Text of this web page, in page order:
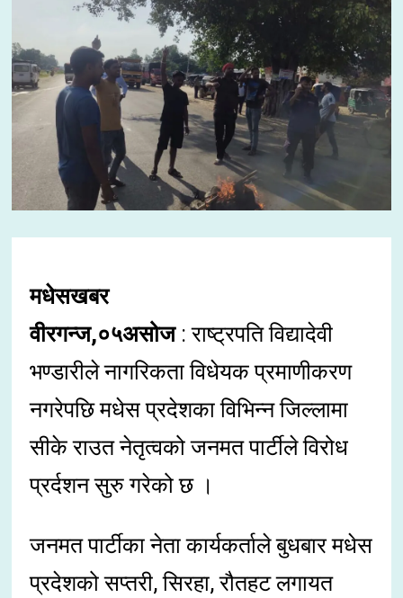
मधेसखबर
वीरगन्ज,०५असोज: राष्ट्रपति विद्यादेवी
भण्डारीले नागरिकता विधेयक प्रमाणीकरण
नगरेपछि मधेस प्रदेशका विभिन्न जिल्लामा
सीके राउत नेतृत्वको जनमत पार्टीले विरोध
प्रर्दशन सुरु गरेको छ ।
जनमत पार्टीका नेता कार्यकर्ताले बुधबार मधेस
प्रदेशको सप्तरी, सिरहा, रौतहट लगायत